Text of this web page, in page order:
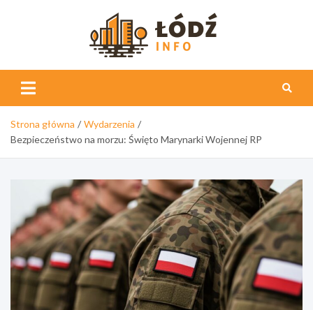
Info
Strona główna
Wydarzenia
Bezpieczeństwo na morzu: Święto Marynarki Wojennej RP